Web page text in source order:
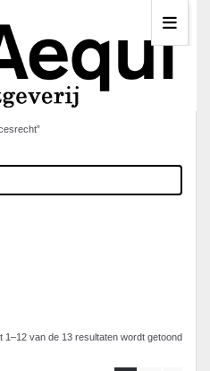
1–12 van de 13 resultaten wordt getoond